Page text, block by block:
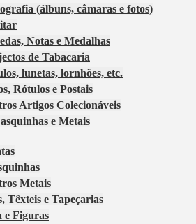
(álbuns, câmaras e fotos)
Notas e Medalhas
de Tabacaria
lunetas, lornhões, etc.
Rótulos e Postais
Artigos Colecionáveis
e Metais
Metais
Têxteis e Tapeçarias
e Figuras